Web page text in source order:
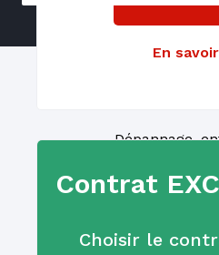
En
Contrat
Choisir le
Dépannage,